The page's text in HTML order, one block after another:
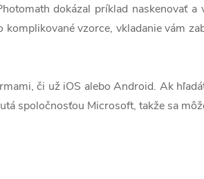
dokázal príklad naskenovať
vzorce, vkladanie vám
či už iOS alebo Android. Ak
spoločnosťou Microsoft, takže sa